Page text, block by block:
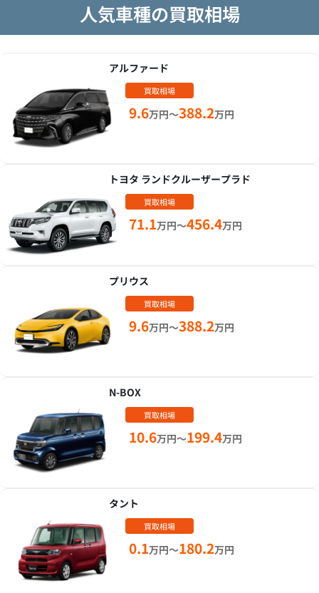
人気車種の買取相場
アルファード
買取相場
9.6万円～388.2万円
トヨタ ランドクルーザープラド
買取相場
71.1万円～456.4万円
プリウス
買取相場
9.6万円～388.2万円
N-BOX
買取相場
10.6万円～199.4万円
タント
買取相場
0.1万円～180.2万円